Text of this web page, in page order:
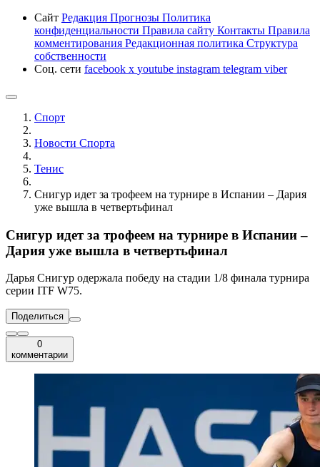
Сайт Редакция Прогнозы Политика
конфиденциальности Правила сайту Контакты Правила
комментирования Редакционная политика Структура
собственности
Соц. сети facebook x youtube instagram telegram viber
Спорт
Новости Cпорта
Тенис
Снигур идет за трофеем на турнире в Испании – Дария
уже вышла в четвертьфинал
Снигур идет за трофеем на турнире в Испании –
Дария уже вышла в четвертьфинал
Дарья Снигур одержала победу на стадии 1/8 финала турнира
серии ITF W75.
Поделиться
0
комментарии